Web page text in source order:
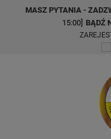
MASZ PYTANIA -
15:00] BĄDŹ